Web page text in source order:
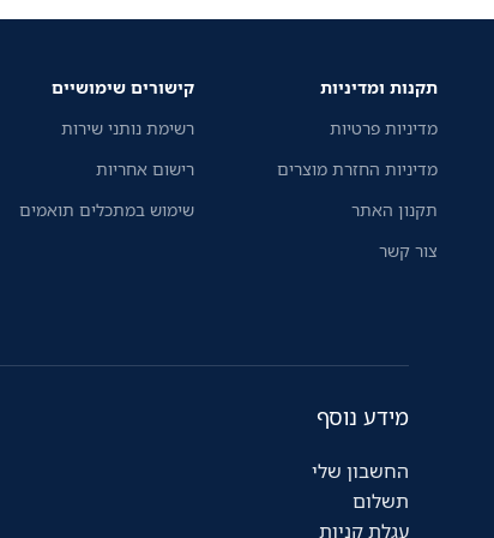
תקנות ומדיניות
מדיניות פרטיות
מדיניות החזרת מוצרים
תקנון האתר
צור קשר
קישורים שימושיים
רשימת נותני שירות
רישום אחריות
שימוש במתכלים תואמים
מידע נוסף
החשבון שלי
תשלום
עגלת קניות